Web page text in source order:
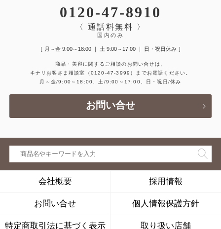
0120-47-8910
〈 通話料無料 〉
国内のみ
［ 月～金 9:00～18:00 ｜ 土 9:00～17:00 ｜ 日・祝日休み ］
商品・美容に関するご相談のお問い合せは、
キナリお客さま相談室
（0120-47-3999）
までお電話ください。
月～金/9:00～18:00、土/9:00～17:00、日・祝日/休み
お問い合せ
会社概要 採用情報
お問い合せ 個人情報保護方針
特定商取引法に基づく表示 取り扱い店舗